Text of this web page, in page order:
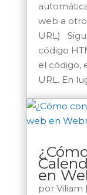
web a
URL)
código
el código,
URL. En
en
por Viliam |